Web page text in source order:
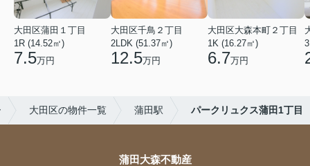
大田区蒲田１丁目
1R (14.52㎡)
7.5万円
大田区千鳥２丁目
2LDK (51.37㎡)
12.5万円
大田区大森本町２丁目
1K (16.27㎡)
6.7万円
大田区の物件一覧 蒲田駅 パークリュクス蒲田1丁目
蒲田大森不動産